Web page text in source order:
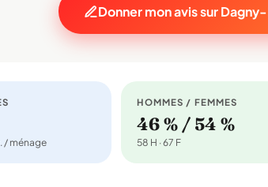
Donner mon avis sur
/ ménage
HOMMES / FEMMES
46 % / 54 %
58 H · 67 F